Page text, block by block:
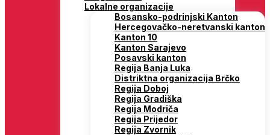
Lokalne organizacije
Bosansko-podrinjski Kanton
Hercegovačko-neretvanski kanton
Kanton 10
Kanton Sarajevo
Posavski kanton
Regija Banja Luka
Distriktna organizacija Brčko
Regija Doboj
Regija Gradiška
Regija Modriča
Regija Prijedor
Regija Zvornik